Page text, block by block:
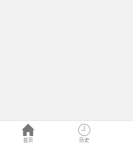
首页 历史